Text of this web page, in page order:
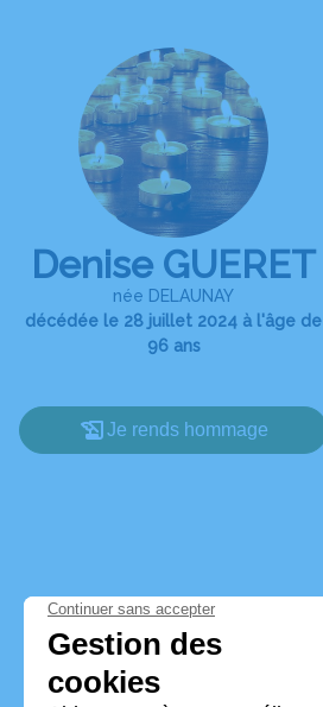
Denise GUERET
née DELAUNAY
décédée le 28 juillet 2024 à l'âge de
96 ans
Je rends hommage